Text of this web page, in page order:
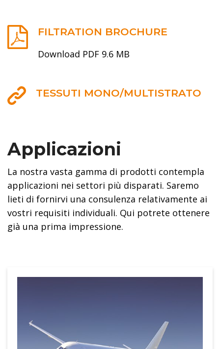
FILTRATION BROCHURE
Download PDF 9.6 MB
TESSUTI MONO/MULTISTRATO
Applicazioni
La nostra vasta gamma di prodotti contempla
applicazioni nei settori più disparati. Saremo
lieti di fornirvi una consulenza relativamente ai
vostri requisiti individuali. Qui potrete ottenere
già una prima impressione.